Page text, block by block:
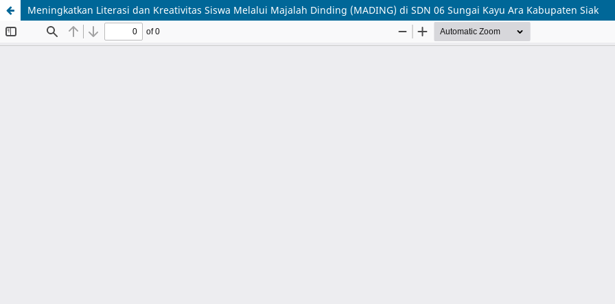
Meningkatkan Literasi dan Kreativitas Siswa Melalui Majalah Dinding (MADING) di SDN 06 Sungai Kayu Ara Kabupaten Siak